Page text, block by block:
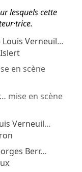
lesquels cette
Louis Verneuil…
en scène
mise en scène
Verneuil…
Berr…